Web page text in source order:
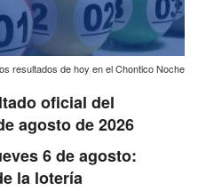
resultados de hoy en el Chontico Noche
oficial del
agosto de 2026
6 de agosto:
la lotería